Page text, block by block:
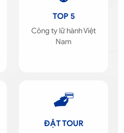
TOP 5
Công ty lữ hành Việt
Nam
ĐẶT TOUR